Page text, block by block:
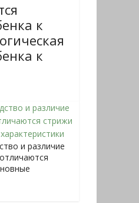
к
к
и различие